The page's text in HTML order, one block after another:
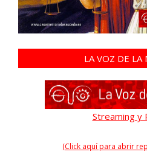
LA VOZ DE LA
Streaming y
(Click aquí para abrir